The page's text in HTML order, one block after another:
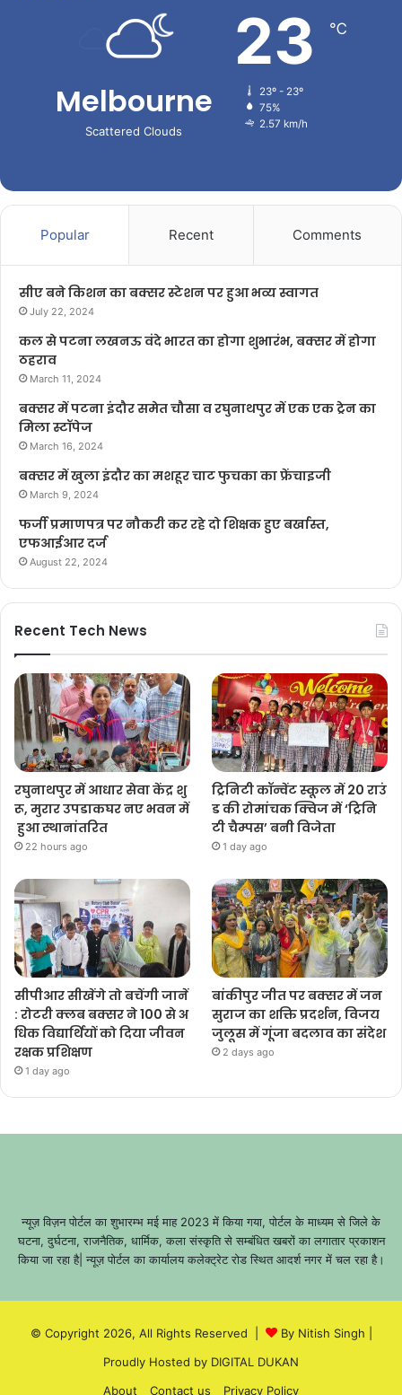
Melbourne
Scattered Clouds
23 ℃
23º - 23º
75%
2.57 km/h
Popular Recent Comments
सीए बने किशन का बक्सर स्टेशन पर हुआ भव्य स्वागत
July 22, 2024
कल से पटना लखनऊ वंदे भारत का होगा शुभारंभ, बक्सर में होगा
ठहराव
March 11, 2024
बक्सर में पटना इंदौर समेत चौसा व रघुनाथपुर में एक एक ट्रेन का
मिला स्टॉपेज
March 16, 2024
बक्सर में खुला इंदौर का मशहूर चाट फुचका का फ्रेंचाइजी
March 9, 2024
फर्जी प्रमाणपत्र पर नौकरी कर रहे दो शिक्षक हुए बर्खास्त,
एफआईआर दर्ज
August 22, 2024
Recent Tech News
रघुनाथपुर में आधार सेवा केंद्र शु
रू, मुरार उपडाकघर नए भवन में
हुआ स्थानांतरित
22 hours ago
ट्रिनिटी कॉन्वेंट स्कूल में 20 राउं
ड की रोमांचक क्विज में ‘ट्रिनि
टी चैम्पस’ बनी विजेता
1 day ago
सीपीआर सीखेंगे तो बचेंगी जानें
: रोटरी क्लब बक्सर ने 100 से अ
धिक विद्यार्थियों को दिया जीवन
रक्षक प्रशिक्षण
1 day ago
बांकीपुर जीत पर बक्सर में जन
सुराज का शक्ति प्रदर्शन, विजय
जुलूस में गूंजा बदलाव का संदेश
2 days ago
न्यूज़ विज़न पोर्टल का शुभारम्भ मई माह 2023 में किया गया, पोर्टल के माध्यम से जिले के
घटना, दुर्घटना, राजनैतिक, धार्मिक, कला संस्कृति से सम्बंधित खबरों का लगातार प्रकाशन
किया जा रहा है| न्यूज़ पोर्टल का कार्यालय कलेक्ट्रेट रोड स्थित आदर्श नगर में चल रहा है।
© Copyright 2026, All Rights Reserved | By Nitish Singh
Proudly Hosted by DIGITAL DUKAN
About
Contact us Privacy Policy